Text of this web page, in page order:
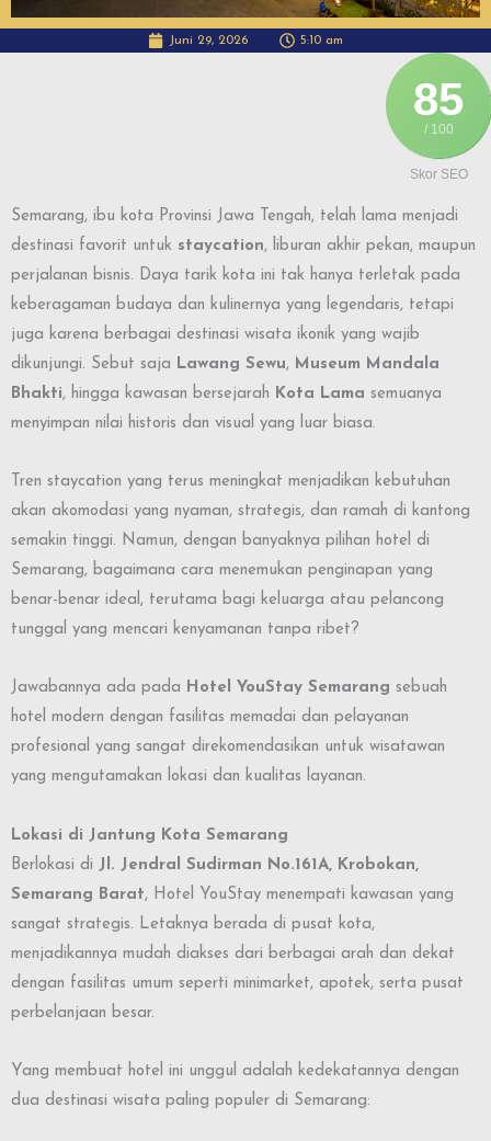
Juni 29, 2026 5:10 am
85
/ 100
Skor SEO
Semarang, ibu kota Provinsi Jawa Tengah, telah lama menjadi
destinasi favorit untuk staycation, liburan akhir pekan, maupun
perjalanan bisnis. Daya tarik kota ini tak hanya terletak pada
keberagaman budaya dan kulinernya yang legendaris, tetapi
juga karena berbagai destinasi wisata ikonik yang wajib
dikunjungi. Sebut saja Lawang Sewu, Museum Mandala
Bhakti, hingga kawasan bersejarah Kota Lama semuanya
menyimpan nilai historis dan visual yang luar biasa.
Tren staycation yang terus meningkat menjadikan kebutuhan
akan akomodasi yang nyaman, strategis, dan ramah di kantong
semakin tinggi. Namun, dengan banyaknya pilihan hotel di
Semarang, bagaimana cara menemukan penginapan yang
benar-benar ideal, terutama bagi keluarga atau pelancong
tunggal yang mencari kenyamanan tanpa ribet?
Jawabannya ada pada Hotel YouStay Semarang sebuah
hotel modern dengan fasilitas memadai dan pelayanan
profesional yang sangat direkomendasikan untuk wisatawan
yang mengutamakan lokasi dan kualitas layanan.
Lokasi di Jantung Kota Semarang
Berlokasi di Jl. Jendral Sudirman No.161A, Krobokan,
Semarang Barat, Hotel YouStay menempati kawasan yang
sangat strategis. Letaknya berada di pusat kota,
menjadikannya mudah diakses dari berbagai arah dan dekat
dengan fasilitas umum seperti minimarket, apotek, serta pusat
perbelanjaan besar.
Yang membuat hotel ini unggul adalah kedekatannya dengan
dua destinasi wisata paling populer di Semarang: